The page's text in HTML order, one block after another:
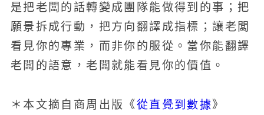
是把老闆的話轉變成團隊能做得到的事；把
願景拆成行動，把方向翻譯成指標；讓老闆
看見你的專業，而非你的服從。當你能翻譯
老闆的語意，老闆就能看見你的價值。
＊本文摘自商周出版《從直覺到數據》